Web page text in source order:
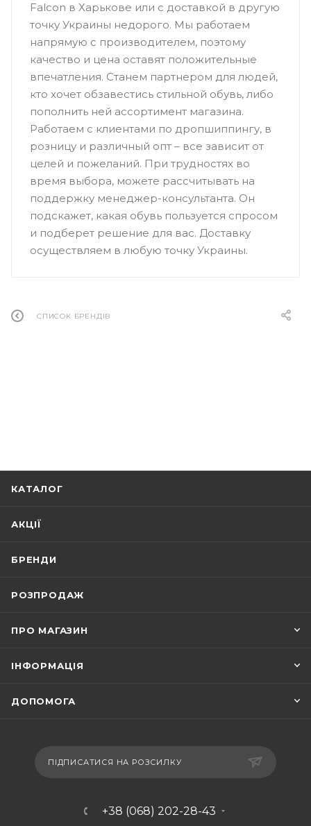
Falcon в Харькове или с доставкой в другую
точку Украины недорого. Мы работаем
напрямую с производителем, поэтому
качество и цена оставят положительные
впечатления. Станем партнером для людей,
кто хочет обзавестись стильной обувь, либо
пополнить ней ассортимент магазина.
Работаем с клиентами по дропшиппингу, в
розницу и различный опт – все зависит от
целей и пожеланий. При трудностях во
время выбора, можете рассчитывать на
поддержку менеджер-консультанта. Он
подскажет, какая обувь пользуется спросом
и подберет решение для вас. Доставку
осуществляем в любую точку Украины.
СПИСОК БРЕНДІВ
КАТАЛОГ
АКЦІЇ
БРЕНДИ
РОЗПРОДАЖ
ПРО МАГАЗИН
ІНФОРМАЦІЯ
ДОПОМОГА
ПІДПИСАТИСЯ НА РОЗСИЛКУ
+38 (068) 202-28-43